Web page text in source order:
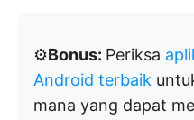
⚙️Bonus: Periksa
Android terbaik
mana yang dapat